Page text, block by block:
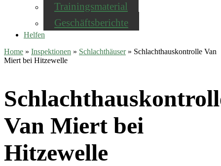
Trainingsmaterial
Geschäftsberichte
Helfen
Home » Inspektionen » Schlachthäuser» Schlachthauskontrolle Van
Miert bei Hitzewelle
Van Miert bei
Hitzewelle